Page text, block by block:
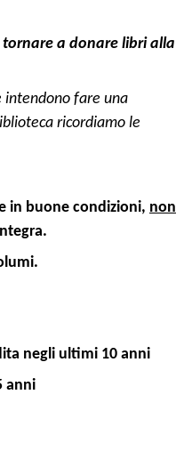
tornare a donare libri alla
intendono fare una
ricordiamo le
in buone condizioni, non
negli ultimi 10 anni
anni